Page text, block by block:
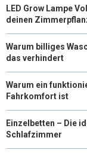
LED Grow Lampe
deinen
Warum billiges
das verhindert
Warum ein
Fahrkomfort ist
Einzelbetten – Die
Schlafzimmer